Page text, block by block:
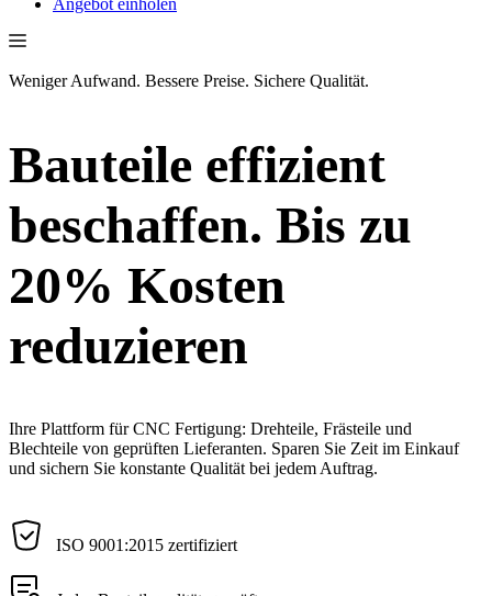
Weniger Aufwand. Bessere Preise. Sichere Qualität.
Bauteile effizient
beschaffen. Bis zu
20% Kosten
reduzieren
Ihre Plattform für CNC Fertigung: Drehteile, Frästeile und
Blechteile von geprüften Lieferanten. Sparen Sie Zeit im Einkauf
und sichern Sie konstante Qualität bei jedem Auftrag.
ISO 9001:2015 zertifiziert